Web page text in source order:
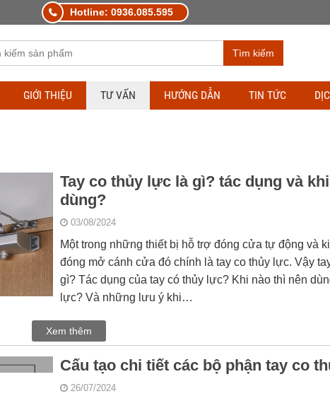
Hotline: 0936.085.595
Tìm kiếm
GIỚI THIỆU TƯ VẤN HƯỚNG DẪN TIN TỨC
Tay co thủy lực là gì? tác dụng và
dùng?
03/08/2024
Một trong những thiết bị hỗ trợ đóng cửa tự động và
đóng mở cánh cửa đó chính là tay co thủy lực. Vậy
gì? Tác dụng của tay có thủy lực? Khi nào thì nên
lực? Và những lưu ý khi…
Xem thêm
Cấu tạo chi tiết các bộ phận tay co
26/07/2024